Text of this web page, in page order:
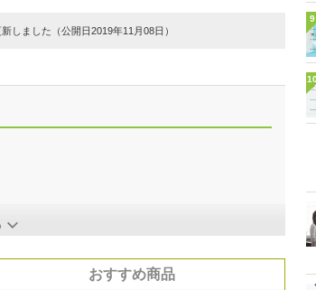
しました（公開日2019年11月08日）
おすすめ商品
9